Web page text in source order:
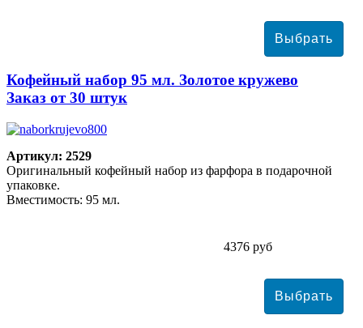
Кофейный набор 95 мл. Золотое кружево
Заказ от 30 штук
Артикул: 2529
Оригинальный кофейный набор из фарфора в подарочной
упаковке.
Вместимость: 95 мл.
4376 руб